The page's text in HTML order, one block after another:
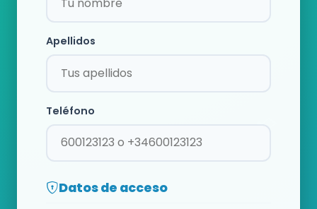
Apellidos
Teléfono
Datos de acceso